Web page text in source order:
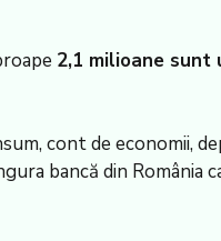
2,1 milioane
cont de economii,
bancă din România